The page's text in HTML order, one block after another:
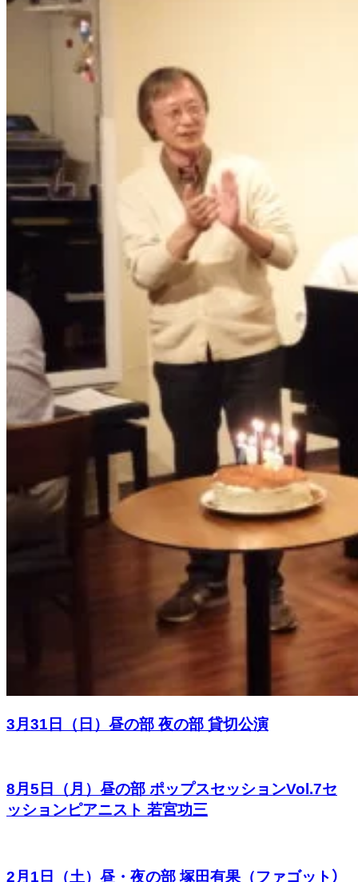
3月31日（日）昼の部 夜の部 貸切公演
8月5日（月）昼の部 ポップスセッションVol.7セ
ッションピアニスト 若宮功三
2月1日（土）昼・夜の部 塚田有果（ファゴット）